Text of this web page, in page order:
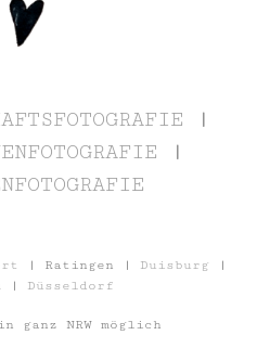
|
|
| Ratingen | Duisburg |
| Düsseldorf
ganz NRW möglich